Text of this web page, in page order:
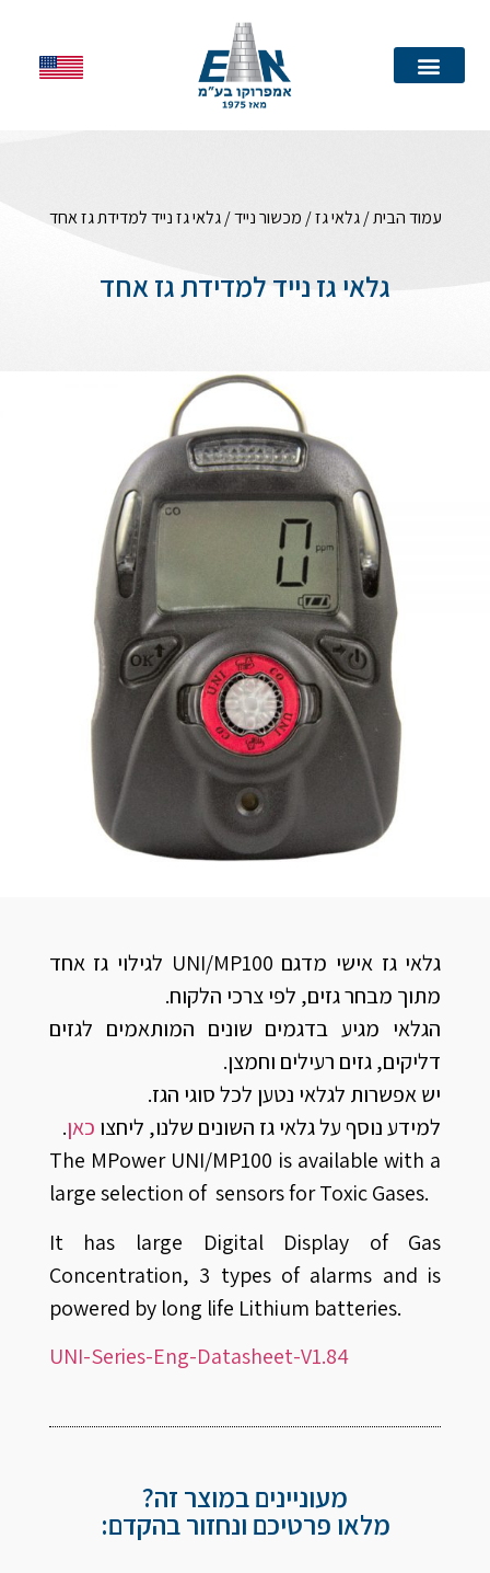
עמוד הבית/גלאי גז/ מכשור נייד/ גלאי גז נייד למדידת גז אחד
גלאי גז נייד למדידת גז אחד
גלאי גז אישי מדגם UNI/MP100 לגילוי גז אחד
מתוך מבחר גזים, לפי צרכי הלקוח.
הגלאי מגיע בדגמים שונים המותאמים לגזים
דליקים, גזים רעילים וחמצן.
יש אפשרות לגלאי נטען לכל סוגי הגז.
למידע נוסף על גלאי גז השונים שלנו, ליחצו כאן.
The MPower UNI/MP100 is available with a
large selection of sensors for Toxic Gases.
It has large Digital Display of Gas
Concentration, 3 types of alarms and is
powered by long life Lithium batteries.
UNI-Series-Eng-Datasheet-V1.84
מעוניינים במוצר זה?
מלאו פרטיכם ונחזור בהקדם: